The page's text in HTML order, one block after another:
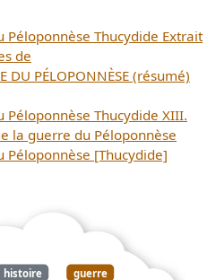
Thucydide Extrait
de
DU PÉLOPONNÈSE (résumé)
Thucydide XIII.
la guerre du Péloponnèse
[Thucydide]
histoire guerre